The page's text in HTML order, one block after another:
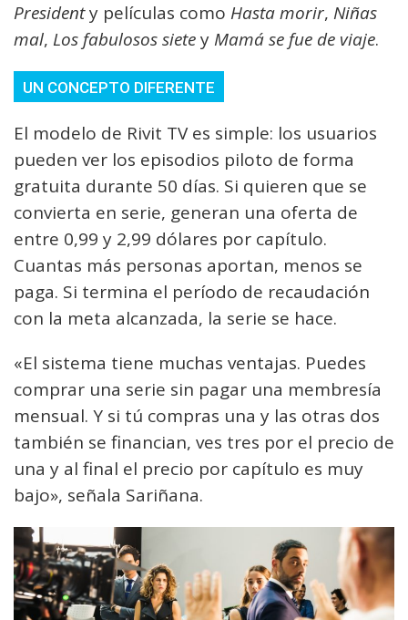
Presidenty películas como Hasta morir, Niñas
mal, Los fabulosos sietey Mamá se fue de viaje.
UN CONCEPTO DIFERENTE
El modelo de Rivit TV es simple: los usuarios
pueden ver los episodios piloto de forma
gratuita durante 50 días. Si quieren que se
convierta en serie, generan una oferta de
entre 0,99 y 2,99 dólares por capítulo.
Cuantas más personas aportan, menos se
paga. Si termina el período de recaudación
con la meta alcanzada, la serie se hace.
«El sistema tiene muchas ventajas. Puedes
comprar una serie sin pagar una membresía
mensual. Y si tú compras una y las otras dos
también se financian, ves tres por el precio de
una y al final el precio por capítulo es muy
bajo», señala Sariñana.